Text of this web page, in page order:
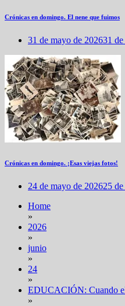
Crónicas en domingo. El nene que fuimos
31 de mayo de 202631
Crónicas en domingo. ¡Esas viejas fotos!
24 de mayo de 202625
Home
»
2026
»
junio
»
24
»
EDUCACIÓN: Cuando
»